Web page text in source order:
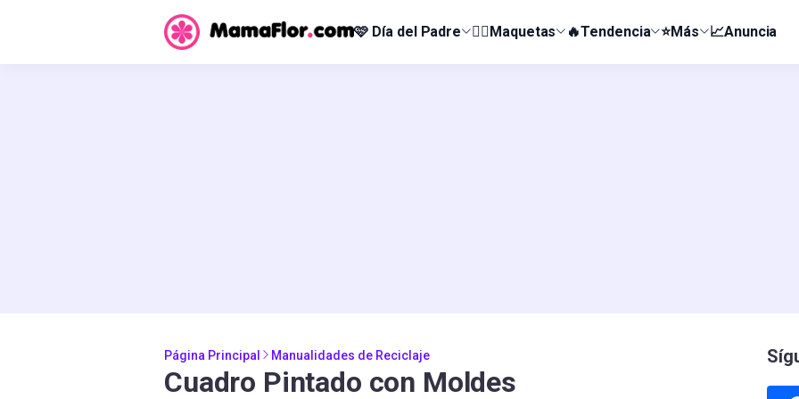
🩷 Día del Padre 👰‍♀️Maquetas 🔥Tendencia ⭐Más 📈Anuncia
Página Principal Manualidades de Reciclaje
Cuadro Pintado con Moldes